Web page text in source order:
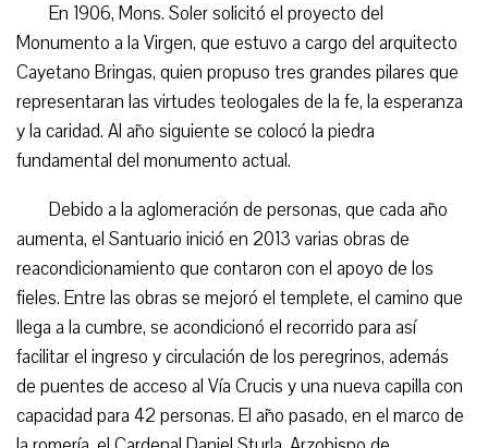
En 1906, Mons. Soler solicitó el proyecto del
Monumento a la Virgen, que estuvo a cargo del arquitecto
Cayetano Bringas, quien propuso tres grandes pilares que
representaran las virtudes teologales de la fe, la esperanza
y la caridad. Al año siguiente se colocó la piedra
fundamental del monumento actual.
Debido a la aglomeración de personas, que cada año
aumenta, el Santuario inició en 2013 varias obras de
reacondicionamiento que contaron con el apoyo de los
fieles. Entre las obras se mejoró el templete, el camino que
llega a la cumbre, se acondicionó el recorrido para así
facilitar el ingreso y circulación de los peregrinos, además
de puentes de acceso al Vía Crucis y una nueva capilla con
capacidad para 42 personas. El año pasado, en el marco de